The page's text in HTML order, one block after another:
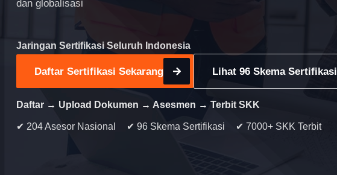
dan globalisasi
Jaringan Sertifikasi Seluruh Indonesia
Daftar Sertifikasi Sekarang Lihat 96 Skema Sertifikasi
Daftar → Upload Dokumen → Asesmen → Terbit SKK
✔ 204 Asesor Nasional ✔ 96 Skema Sertifikasi ✔ 7000+ SKK Terbit